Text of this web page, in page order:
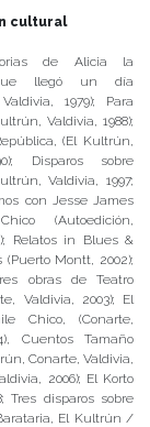
cultural
de Alicia la
llegó un día
1979); Para
Valdivia, 1988);
(El Kultrún,
Disparos sobre
Valdivia, 1997;
con Jesse James
(Autoedición,
Relatos in Blues &
(Puerto Montt, 2002);
obras de Teatro
Valdivia, 2003); El
Chico, (Conarte,
Cuentos Tamaño
Conarte, Valdivia,
2006); El Korto
Tres disparos sobre
El Kultrún /